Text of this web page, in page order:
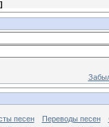
]
песен Переводы песен